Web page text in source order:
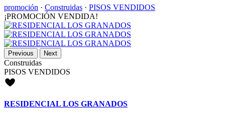
promoción · Construidas · PISOS VENDIDOS
¡PROMOCIÓN VENDIDA!
Previous Next
Construidas
PISOS VENDIDOS
RESIDENCIAL LOS GRANADOS